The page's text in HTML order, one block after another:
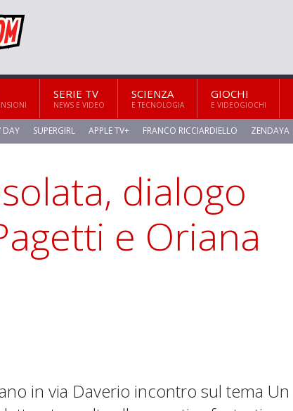
SERIE TV
NEWS E VIDEO
SCIENZA
E TECNOLOGIA
GIOCHI
E VIDEOGIOCHI
DAY SUPERGIRL APPLE TV+ FRANCO RICCIARDIELLO ZENDAYA
dialogo
e Oriana
in via Daverio incontro sul tema Un